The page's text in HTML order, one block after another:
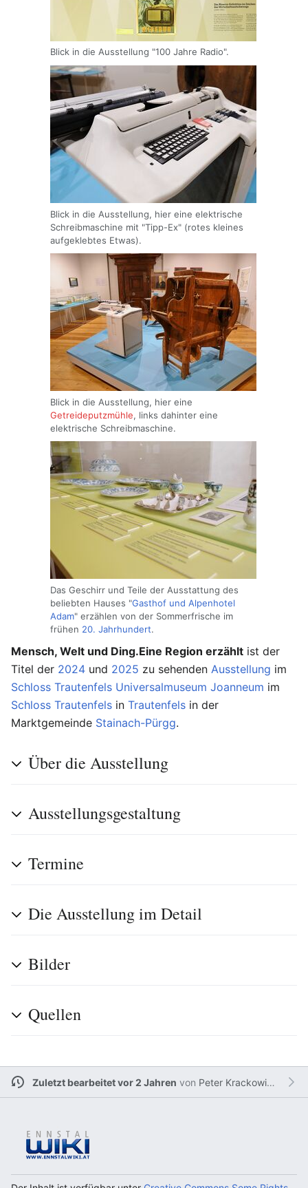
Blick in die Ausstellung "100 Jahre Radio".
Blick in die Ausstellung, hier eine elektrische
Schreibmaschine mit "Tipp-Ex" (rotes kleines
aufgeklebtes Etwas).
Blick in die Ausstellung, hier eine
Getreideputzmühle, links dahinter eine
elektrische Schreibmaschine.
Das Geschirr und Teile der Ausstattung des
beliebten Hauses "Gasthof und Alpenhotel
Adam" erzählen von der Sommerfrische im
frühen 20. Jahrhundert.
Mensch, Welt und Ding.Eine Region erzählt ist der
Titel der 2024 und 2025 zu sehenden Ausstellung im
Schloss Trautenfels Universalmuseum Joanneum im
Schloss Trautenfels in Trautenfels in der
Marktgemeinde Stainach-Pürgg.
Über die Ausstellung
Ausstellungsgestaltung
Termine
Die Ausstellung im Detail
Bilder
Quellen
Zuletzt bearbeitet vor 2 Jahren von Peter Krackowizer